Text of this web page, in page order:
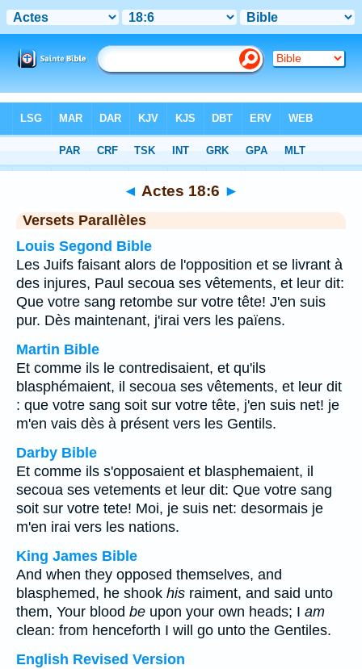
Chapitre 18> Verset 6
◄ Actes 18:6 ►
Versets Parallèles
Louis Segond Bible
Les Juifs faisant alors de l'opposition et se livrant à
des injures, Paul secoua ses vêtements, et leur dit:
Que votre sang retombe sur votre tête! J'en suis
pur. Dès maintenant, j'irai vers les païens.
Martin Bible
Et comme ils le contredisaient, et qu'ils
blasphémaient, il secoua ses vêtements, et leur dit
: que votre sang soit sur votre tête, j'en suis net! je
m'en vais dès à présent vers les Gentils.
Darby Bible
Et comme ils s'opposaient et blasphemaient, il
secoua ses vetements et leur dit: Que votre sang
soit sur votre tete! Moi, je suis net: desormais je
m'en irai vers les nations.
King James Bible
And when they opposed themselves, and
blasphemed, he shook his raiment, and said unto
them, Your blood be upon your own heads; I am
clean: from henceforth I will go unto the Gentiles.
English Revised Version